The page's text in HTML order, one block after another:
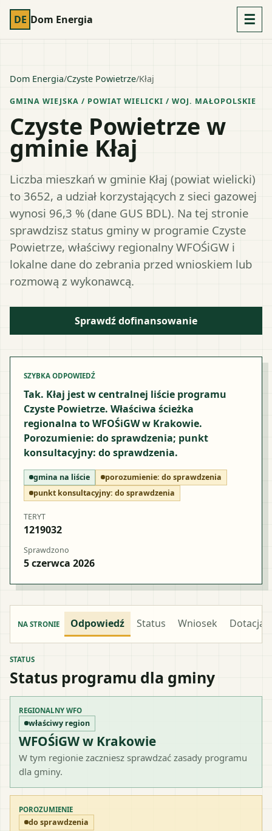
DE Dom Energia ☰
Dom Energia/Czyste Powietrze/Kłaj
GMINA WIEJSKA / POWIAT WIELICKI / WOJ. MAŁOPOLSKIE
Czyste Powietrze w
gminie Kłaj
Liczba mieszkań w gminie Kłaj (powiat wielicki)
to 3652, a udział korzystających z sieci gazowej
wynosi 96,3 % (dane GUS BDL). Na tej stronie
sprawdzisz status gminy w programie Czyste
Powietrze, właściwy regionalny WFOŚiGW i
lokalne dane do zebrania przed wnioskiem lub
rozmową z wykonawcą.
Sprawdź dofinansowanie
SZYBKA ODPOWIEDŹ
Tak. Kłaj jest w centralnej liście programu
Czyste Powietrze. Właściwa ścieżka
regionalna to WFOŚiGW w Krakowie.
Porozumienie: do sprawdzenia; punkt
konsultacyjny: do sprawdzenia.
gmina na liście porozumienie: do sprawdzenia
punkt konsultacyjny: do sprawdzenia
TERYT
1219032
Sprawdzono
5 czerwca 2026
NA STRONIE Odpowiedź Status Wniosek Dotacja
STATUS
Status programu dla gminy
REGIONALNY WFO
właściwy region
WFOŚiGW w Krakowie
W tym regionie zaczniesz sprawdzać zasady programu
dla gminy.
POROZUMIENIE
do sprawdzenia